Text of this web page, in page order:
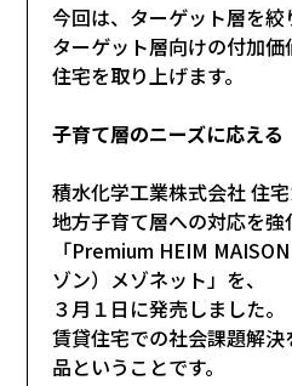
今回は、ターゲット層を絞
ターゲット層向けの付加
住宅を取り上げます。
子育て層のニーズに応える
積水化学工業株式会社 住宅
地方子育て層への対応を
「Premium HEIM
ゾン）メゾネット」を、
３月１日に発売しました。
賃貸住宅での社会課題解
品ということです。